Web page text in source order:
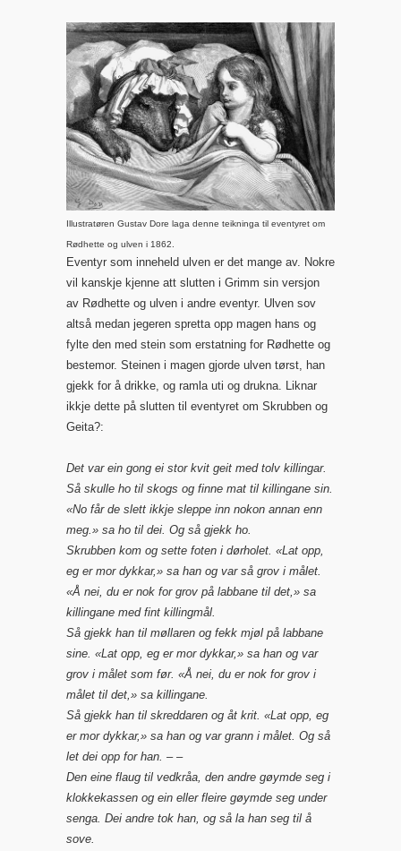
Illustratøren Gustav Dore laga denne teikninga til eventyret om
Rødhette og ulven i 1862.
Eventyr som inneheld ulven er det mange av. Nokre
vil kanskje kjenne att slutten i Grimm sin versjon
av Rødhette og ulven i andre eventyr. Ulven sov
altså medan jegeren spretta opp magen hans og
fylte den med stein som erstatning for Rødhette og
bestemor. Steinen i magen gjorde ulven tørst, han
gjekk for å drikke, og ramla uti og drukna. Liknar
ikkje dette på slutten til eventyret om Skrubben og
Geita?:
Det var ein gong ei stor kvit geit med tolv killingar.
Så skulle ho til skogs og finne mat til killingane sin.
«No får de slett ikkje sleppe inn nokon annan enn
meg.» sa ho til dei. Og så gjekk ho.
Skrubben kom og sette foten i dørholet. «Lat opp,
eg er mor dykkar,» sa han og var så grov i målet.
«Å nei, du er nok for grov på labbane til det,» sa
killingane med fint killingmål.
Så gjekk han til møllaren og fekk mjøl på labbane
sine. «Lat opp, eg er mor dykkar,» sa han og var
grov i målet som før. «Å nei, du er nok for grov i
målet til det,» sa killingane.
Så gjekk han til skreddaren og åt krit. «Lat opp, eg
er mor dykkar,» sa han og var grann i målet. Og så
let dei opp for han. – –
Den eine flaug til vedkråa, den andre gøymde seg i
klokkekassen og ein eller fleire gøymde seg under
senga. Dei andre tok han, og så la han seg til å
sove.